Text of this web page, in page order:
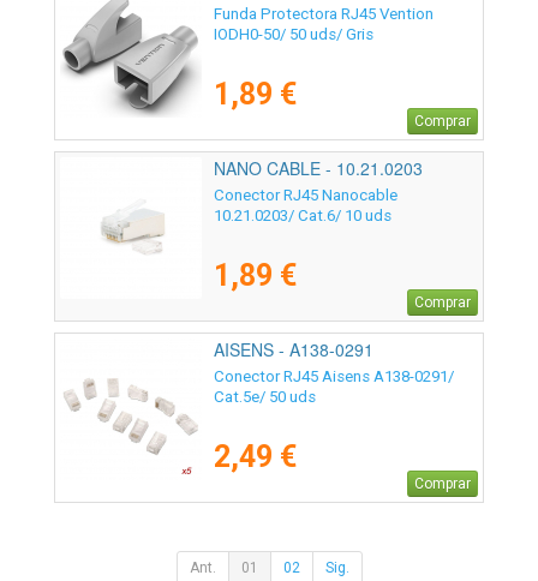
Funda Protectora RJ45 Vention
IODH0-50/ 50 uds/ Gris
1,89 €
Comprar
NANO CABLE - 10.21.0203
Conector RJ45 Nanocable
10.21.0203/ Cat.6/ 10 uds
1,89 €
Comprar
AISENS - A138-0291
Conector RJ45 Aisens A138-0291/
Cat.5e/ 50 uds
2,49 €
Comprar
Ant. 01 02 Sig.